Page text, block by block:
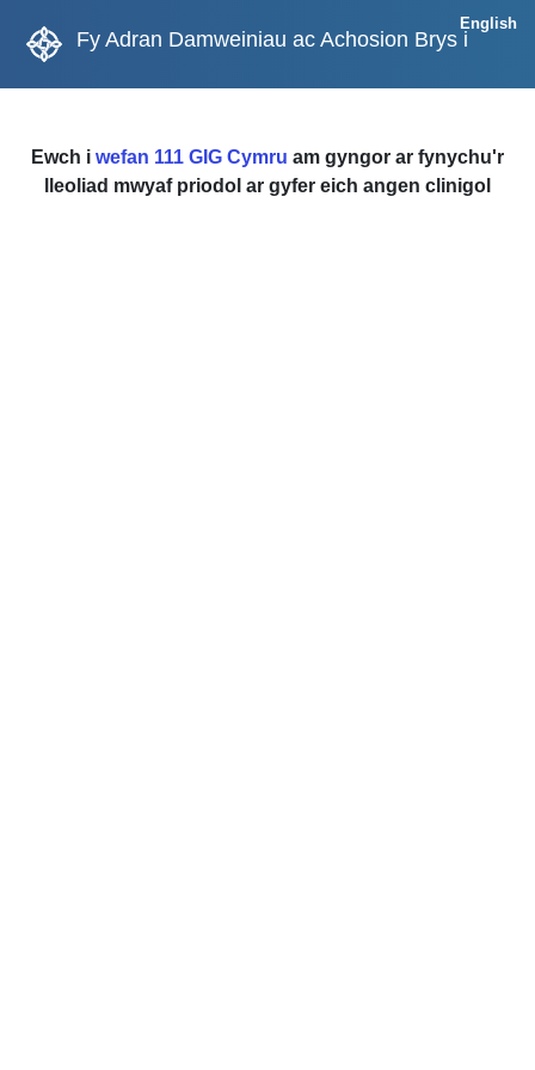
Fy Adran Damweiniau ac Achosion Brys i
English
Ewch i wefan 111 GIG Cymru am gyngor ar fynychu'r
lleoliad mwyaf priodol ar gyfer eich angen clinigol